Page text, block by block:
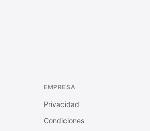
EMPRESA
Privacidad
Condiciones